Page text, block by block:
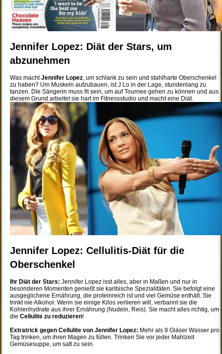
Jennifer Lopez: Diät der Stars, um
abzunehmen
Was machtJennifer Lopez, um schlank zu sein und stahlharte Oberschenkel
zu haben? Um Muskeln aufzubauen, ist J Lo in der Lage, stundenlang zu
tanzen. Die Sängerin muss fit sein, um auf Tournee gehen zu können und aus
diesem Grund arbeitet sie hart im Fitnessstudio und macht eine Diät.
Jennifer Lopez: Cellulitis-Diät für die
Oberschenkel
Ihr Diät der Stars: Jennifer Lopez isst alles, aber in Maßen und nur in
besonderen Momenten genießt sie karibische Spezialitäten. Sie befolgt eine
ausgeglichene Ernährung, die proteinreich ist und viel Gemüse enthält. Sie
trinkt nie Alkohol. Wenn sie einige Kilos verlieren will, verbannt sie die
Kohlenhydrate aus ihrer Ernährung (Nudeln, Reis). Sie macht alles richtig, um
die Cellulite zu reduzieren!
Extratrick gegen Cellulite von Jennifer Lopez: Mehr als 8 Gläser Wasser pro
Tag trinken, um ihren Magen zu füllen. Trinken Sie vor jeder Mahlzeit
Gemüsesuppe, um satt zu sein.